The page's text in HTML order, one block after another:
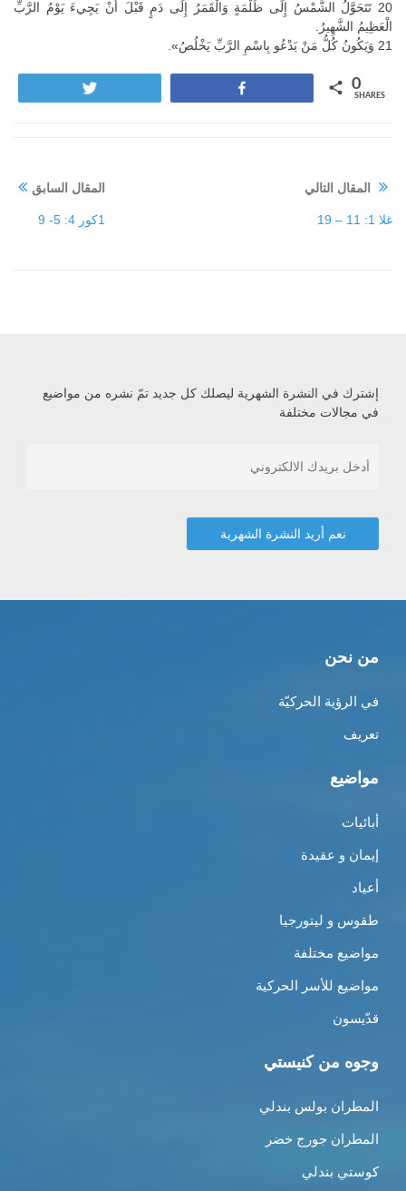
20 تَتَحَوَّلُ الشَّمْسُ إِلَى ظُلْمَةٍ وَالْقَمَرُ إِلَى دَمٍ قَبْلَ أَنْ يَجِيءَ يَوْمُ الرَّبِّ
الْعَظِيمُ الشَّهِيرُ.
21 وَيَكُونُ كُلُّ مَنْ يَدْعُو بِاسْمِ الرَّبِّ يَخْلُصُ».
0
SHARES
المقال السابق
1كور 4: 5- 9
المقال التالي
غلا 1: 11 – 19
إشترك في النشرة الشهرية ليصلك كل جديد تمّ نشره من مواضيع
في مجالات مختلفة
من نحن
في الرؤية الحركيّة
تعريف
مواضيع
أبائيات
إيمان و عقيدة
أعياد
طقوس و ليتورجيا
مواضيع مختلفة
مواضيع للأسر الحركية
قدّيسون
وجوه من كنيستي
المطران بولس بندلي
المطران جورج خضر
كوستي بندلي